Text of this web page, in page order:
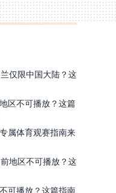
仅限中国大陆？这
区不可播放？这篇
属体育观赛指南来
地区不可播放？这
可播放？这篇指南